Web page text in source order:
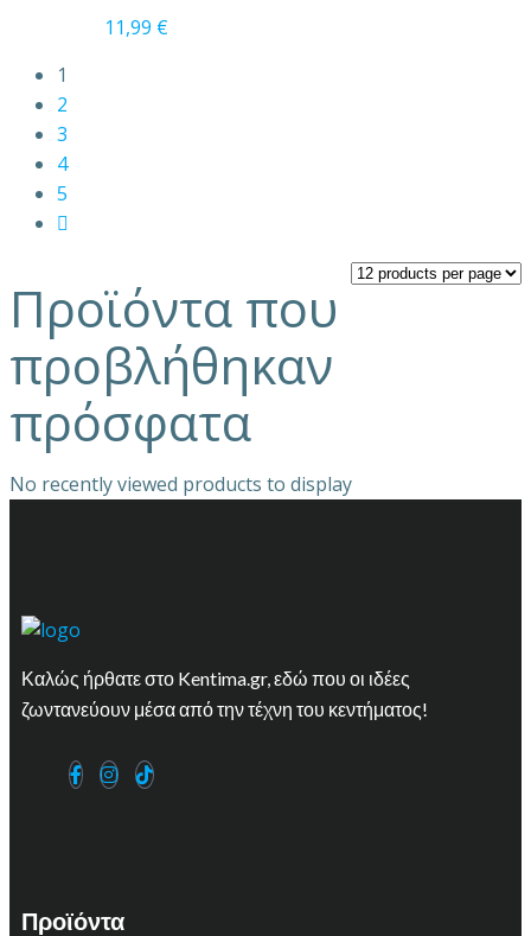
11,99 €
1
2
3
4
5
Προϊόντα που
προβλήθηκαν
πρόσφατα
No recently viewed products to display
Καλώς ήρθατε στο Kentima.gr, εδώ που οι ιδέες
ζωντανεύουν μέσα από την τέχνη του κεντήματος!
Προϊόντα